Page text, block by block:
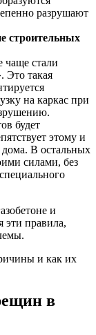
разрушают
строительных
чаще стали
Это такая
на каркас при
будет
этому и
дома. В остальных
силами, без
и
эти правила,
в